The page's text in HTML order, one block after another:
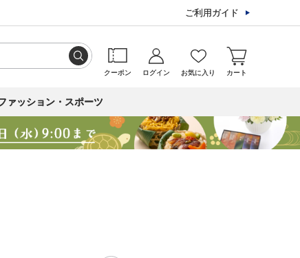
ご利用ガイド
クーポン ログイン お気に入り カート
ァッション・スポーツ